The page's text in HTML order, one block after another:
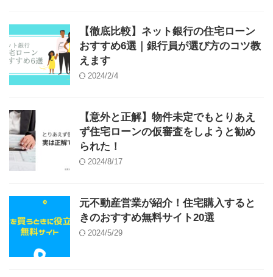
【徹底比較】ネット銀行の住宅ローン
おすすめ6選｜銀行員が選び方のコツ教
えます
2024/2/4
【意外と正解】物件未定でもとりあえ
ず住宅ローンの仮審査をしようと勧め
られた！
2024/8/17
元不動産営業が紹介！住宅購入すると
きのおすすめ無料サイト20選
2024/5/29